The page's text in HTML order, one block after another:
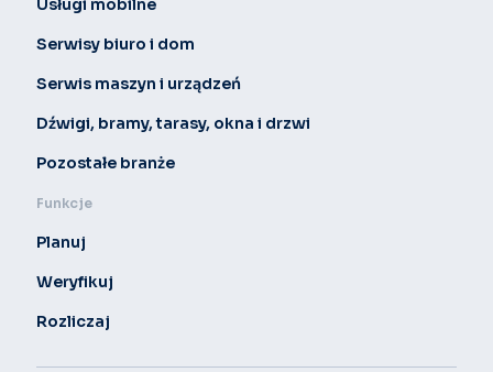
Usługi mobilne
Serwisy biuro i dom
Serwis maszyn i urządzeń
Dźwigi, bramy, tarasy, okna i drzwi
Pozostałe branże
Funkcje
Planuj
Weryfikuj
Rozliczaj